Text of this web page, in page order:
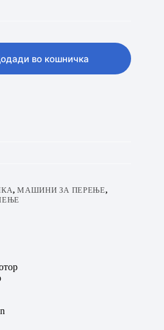
во кошничка
,МАШИНИ ЗА ПЕРЕЊЕ,